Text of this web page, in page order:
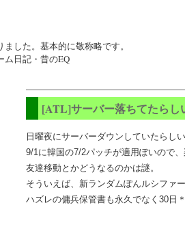
した。基本的に敬称略です。
ム日記 ・ 昔のEQ
[ATL]サーバー落ちてたらし
日曜夜にサーバーダウンしていたらし
9/1に韓国の7/2パッチが適用ぽいので
友達移動とかどうなるのかは謎。
そういえば、新ランダムぽんルシファ
ハズレの傭兵保管書も永久でなく30日